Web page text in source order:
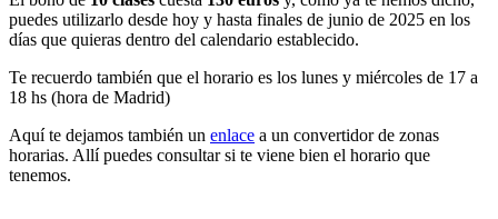
puedes utilizarlo desde hoy y hasta finales de junio de 2025 en los
días que quieras dentro del calendario establecido.
Te recuerdo también que el horario es los lunes y miércoles de 17 a
18 hs (hora de Madrid)
Aquí te dejamos también un enlace a un convertidor de zonas
horarias. Allí puedes consultar si te viene bien el horario que
tenemos.